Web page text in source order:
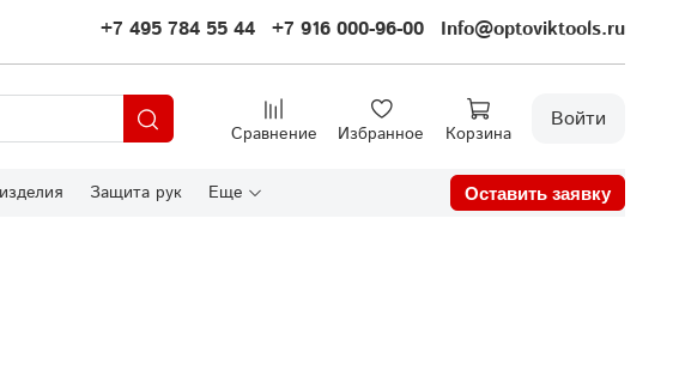
+7 495 784 55 44 +7 916 000-96-00 Info@optoviktools.ru
Сравнение Избранное Корзина
Войти
Защита рук Еще Оставить заявку